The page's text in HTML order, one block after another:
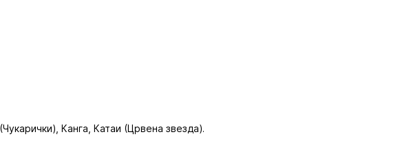
Канга, Катаи (Црвена звезда).